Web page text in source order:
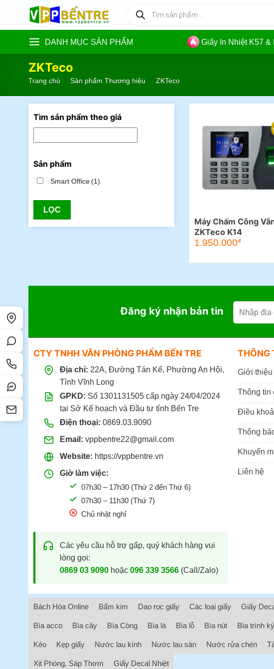
content
kiếm
phẩm
DANH MỤC SẢN PHẨM Giấy In Nhiệt K57 &
ZKTeco
Trang chủ Sản phẩm Thương hiệu ZKTeco
Tìm sản phẩm theo giá
Sản phẩm
Smart Office(1)
LỌC
Máy Chấm Công
ZKTeco K14
Giá
gốc
2.699.000đ.
1.950.000đGiá
là:
Đăng ký nhận bản tin
CTY TNHH VĂN PHÒNG PHẨM BẾN TRE
Địa chỉ: 22A, Đường Tán Kế, Phường An Hội,
Tỉnh Vĩnh Long
GPKD: Số 1301131505 cấp ngày 24/04/2024
tại Sở Kế hoạch và Đầu tư tỉnh Bến Tre
Điện thoại: 0869.03.9090
Email: vppbentre22@gmail.com
Website: https://vppbentre.vn
Giờ làm việc:
07h30 – 17h30 (Thứ 2 đến Thứ 6)
07h30 – 11h30 (Thứ 7)
Chủ nhật nghỉ
Các yêu cầu hỗ trợ gấp, quý khách hàng vui
lòng gọi:
0869 03 9090hoặc 096 339 3566(Call/Zalo)
THÔNG
Giới thiệu
Thông tin
Điều
Thông
Khuyến
Liên hệ
Bách Hóa Online Bấm kim Dao rọc giấy Các loại giấy Giấy
Bìa acco Bìa cây Bìa Còng Bìa lá Bìa lỗ Bìa nút Bìa trình ký
Kéo Kẹp giấy Nước lau kính Nước lau sàn Nước rửa chén
Xịt Phòng, Sáp Thơm Giấy Decal Nhiệt